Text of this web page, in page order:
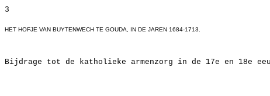
3
HET HOFJE VAN BUYTENWECH TE GOUDA, IN DE JAREN 1684-1713.
Bijdrage tot de katholieke armenzorg in de 17e en 18e